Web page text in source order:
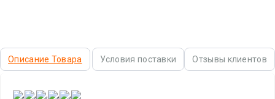
Описание Товара Условия поставки Отзывы клиентов
, , , , ,